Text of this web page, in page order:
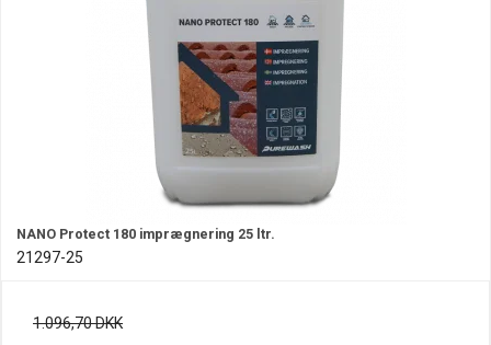
NANO Protect 180 imprægnering 25 ltr.
21297-25
1.096,70 DKK